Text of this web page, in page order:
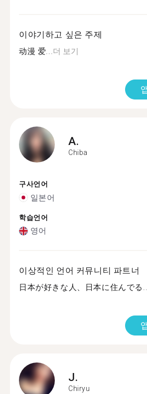
이야기하고 싶은 주제
动漫 爱...더 보기
A.
Chiba
구사언어
일본어
학습언어
영어
이상적인 언어 커뮤니티 파트너
日本が好きな人、日本に住んでる
J.
Chiryu